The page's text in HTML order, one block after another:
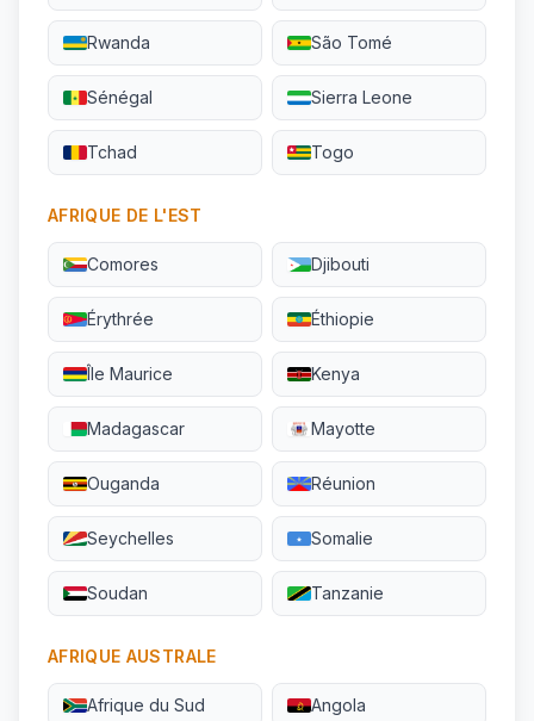
Rwanda São Tomé
Sénégal Sierra Leone
Tchad Togo
AFRIQUE DE L'EST
Comores Djibouti
Érythrée Éthiopie
Île Maurice Kenya
Madagascar Mayotte
Ouganda Réunion
Seychelles Somalie
Soudan Tanzanie
AFRIQUE AUSTRALE
Afrique du Sud Angola